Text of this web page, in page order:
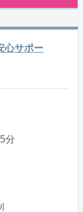
心サポー
分